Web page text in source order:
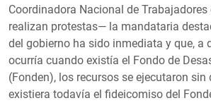
Coordinadora Nacional de Trabajadores
realizan protestas— la mandataria
del gobierno ha sido inmediata y que, a
ocurría cuando existía el Fondo de
(Fonden), los recursos se ejecutaron sin
existiera todavía el fideicomiso del